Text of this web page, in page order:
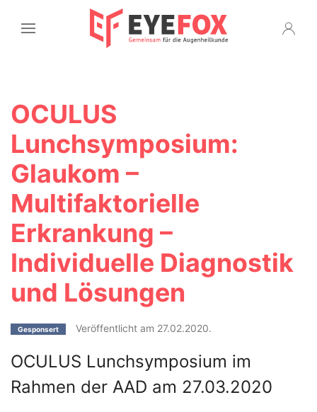
OCULUS
Lunchsymposium:
Glaukom –
Multifaktorielle
Erkrankung –
Individuelle Diagnostik
und Lösungen
Gesponsert Veröffentlicht am 27.02.2020.
OCULUS Lunchsymposium im
Rahmen der AAD am 27.03.2020